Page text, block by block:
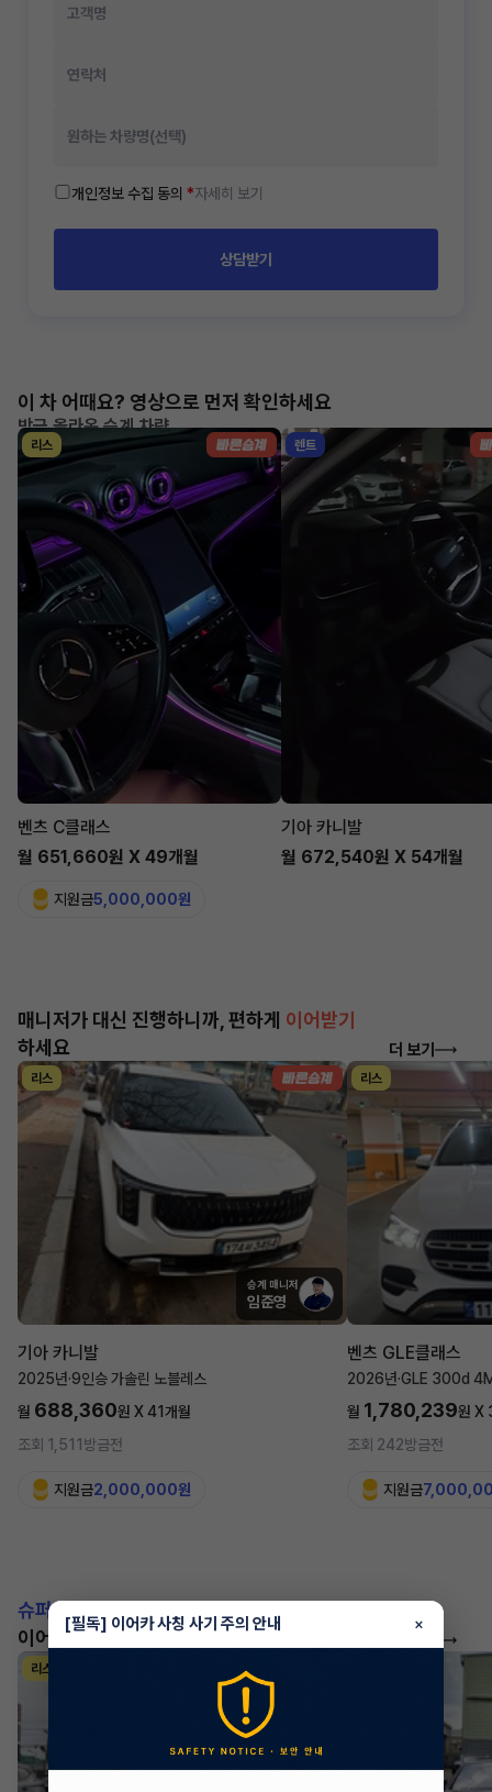
개인정보 수집 동의 *자세히 보기
상담받기
이 차 어때요? 영상으로 먼저 확인하세요
방금 올라온 승계 차량
리스
벤츠 C클래스
월 651,660원 X 49개월
지원금5,000,000원
렌트
기아 카니발
월 672,540원 X 54개월
매니저가 대신 진행하니까, 편하게 이어받기
하세요
더 보기
리스
승계 매니저
임준영
기아 카니발
2025년·9인승 가솔린 노블레스
월 688,360원 X41개월
조회 1,511 방금전
지원금2,000,000원
리스
벤츠 GLE클래스
2026년·GLE 300d
월 1,780,239원 X
조회 242방금전
지원금
슈퍼카!
이어카에서 좋은 조건으로 만나보세요
리스
[필독] 이어카 사칭 사기 주의 안내 ×